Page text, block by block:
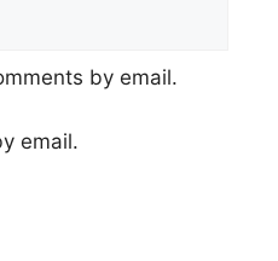
by email.
email.